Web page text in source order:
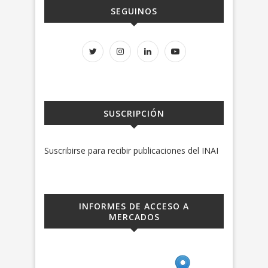
SEGUINOS
SUSCRIPCIÓN
Suscribirse para recibir publicaciones del INAI
INFORMES DE ACCESO A
MERCADOS